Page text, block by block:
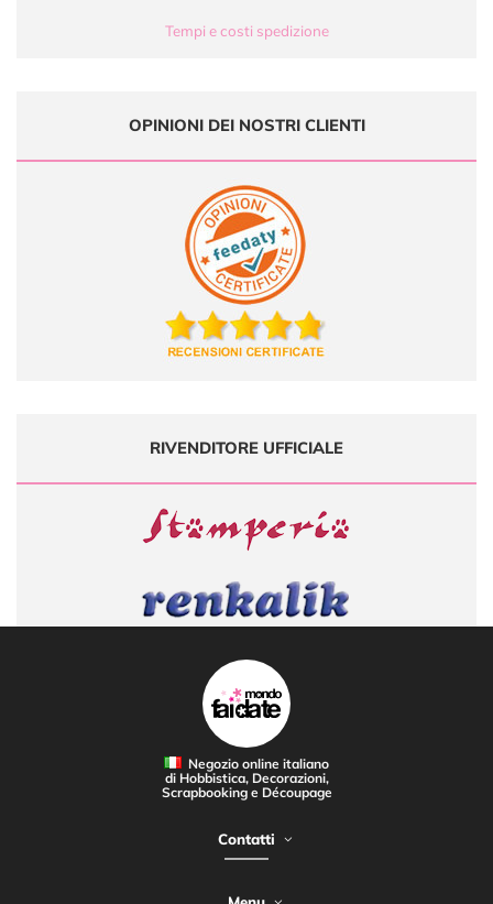
Tempi e costi spedizione
OPINIONI DEI NOSTRI CLIENTI
RIVENDITORE UFFICIALE
CORSI DI DECORAZIONE
Negozio online italiano
di Hobbistica, Decorazioni,
Scrapbooking e Découpage
Contatti